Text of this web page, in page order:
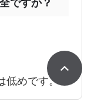
ですか？
低めです。